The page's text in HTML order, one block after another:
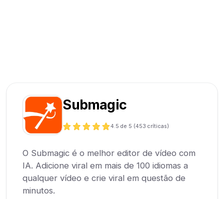
Submagic
4.5 de 5 (453 críticas)
O Submagic é o melhor editor de vídeo com
IA. Adicione viral em mais de 100 idiomas a
qualquer vídeo e crie viral em questão de
minutos.